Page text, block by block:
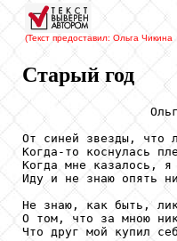
(Текст предоставил: Ольга Чикина
Старый год
От синей звезды, что
Когда-то коснулась
Когда мне казалось,
Иду и не знаю опять
Не знаю, как быть,
О том, что за мною
Что друг мой купил